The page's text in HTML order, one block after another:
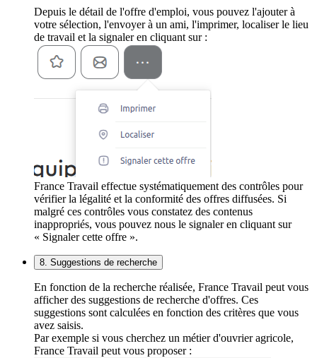
Depuis le détail de l'offre d'emploi, vous pouvez l'ajouter à
votre sélection, l'envoyer à un ami, l'imprimer, localiser le lieu
de travail et la signaler en cliquant sur :
France Travail effectue systématiquement des contrôles pour
vérifier la légalité et la conformité des offres diffusées. Si
malgré ces contrôles vous constatez des contenus
inappropriés, vous pouvez nous le signaler en cliquant sur
« Signaler cette offre ».
8. Suggestions de recherche
En fonction de la recherche réalisée, France Travail peut vous
afficher des suggestions de recherche d'offres. Ces
suggestions sont calculées en fonction des critères que vous
avez saisis.
Par exemple si vous cherchez un métier d'ouvrier agricole,
France Travail peut vous proposer :